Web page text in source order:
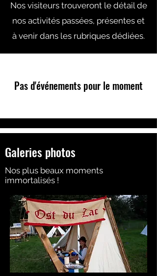
Nos visiteurs trouveront le détail de
nos activités passées, présentes et
à venir dans les rubriques dédiées.
Pas d'événements pour le moment
Galeries photos
Nos plus beaux moments
immortalisés !